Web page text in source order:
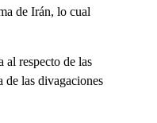
de Irán, lo cual
al respecto de las
de las divagaciones